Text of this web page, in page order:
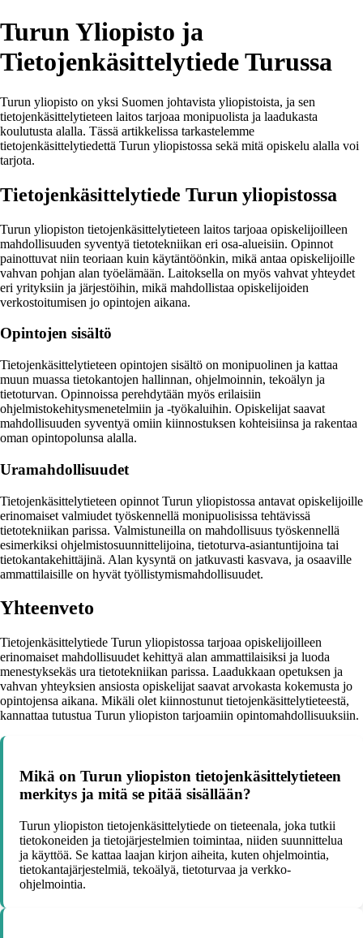
Turun Yliopisto ja
Tietojenkäsittelytiede Turussa
Turun yliopisto on yksi Suomen johtavista yliopistoista, ja sen
tietojenkäsittelytieteen laitos tarjoaa monipuolista ja laadukasta
koulutusta alalla. Tässä artikkelissa tarkastelemme
tietojenkäsittelytiedettä Turun yliopistossa sekä mitä opiskelu alalla voi
tarjota.
Tietojenkäsittelytiede Turun yliopistossa
Turun yliopiston tietojenkäsittelytieteen laitos tarjoaa opiskelijoilleen
mahdollisuuden syventyä tietotekniikan eri osa-alueisiin. Opinnot
painottuvat niin teoriaan kuin käytäntöönkin, mikä antaa opiskelijoille
vahvan pohjan alan työelämään. Laitoksella on myös vahvat yhteydet
eri yrityksiin ja järjestöihin, mikä mahdollistaa opiskelijoiden
verkostoitumisen jo opintojen aikana.
Opintojen sisältö
Tietojenkäsittelytieteen opintojen sisältö on monipuolinen ja kattaa
muun muassa tietokantojen hallinnan, ohjelmoinnin, tekoälyn ja
tietoturvan. Opinnoissa perehdytään myös erilaisiin
ohjelmistokehitysmenetelmiin ja -työkaluihin. Opiskelijat saavat
mahdollisuuden syventyä omiin kiinnostuksen kohteisiinsa ja rakentaa
oman opintopolunsa alalla.
Uramahdollisuudet
Tietojenkäsittelytieteen opinnot Turun yliopistossa antavat opiskelijoille
erinomaiset valmiudet työskennellä monipuolisissa tehtävissä
tietotekniikan parissa. Valmistuneilla on mahdollisuus työskennellä
esimerkiksi ohjelmistosuunnittelijoina, tietoturva-asiantuntijoina tai
tietokantakehittäjinä. Alan kysyntä on jatkuvasti kasvava, ja osaaville
ammattilaisille on hyvät työllistymismahdollisuudet.
Yhteenveto
Tietojenkäsittelytiede Turun yliopistossa tarjoaa opiskelijoilleen
erinomaiset mahdollisuudet kehittyä alan ammattilaisiksi ja luoda
menestyksekäs ura tietotekniikan parissa. Laadukkaan opetuksen ja
vahvan yhteyksien ansiosta opiskelijat saavat arvokasta kokemusta jo
opintojensa aikana. Mikäli olet kiinnostunut tietojenkäsittelytieteestä,
kannattaa tutustua Turun yliopiston tarjoamiin opintomahdollisuuksiin.
Mikä on Turun yliopiston tietojenkäsittelytieteen
merkitys ja mitä se pitää sisällään?
Turun yliopiston tietojenkäsittelytiede on tieteenala, joka tutkii
tietokoneiden ja tietojärjestelmien toimintaa, niiden suunnittelua
ja käyttöä. Se kattaa laajan kirjon aiheita, kuten ohjelmointia,
tietokantajärjestelmiä, tekoälyä, tietoturvaa ja verkko-
ohjelmointia.